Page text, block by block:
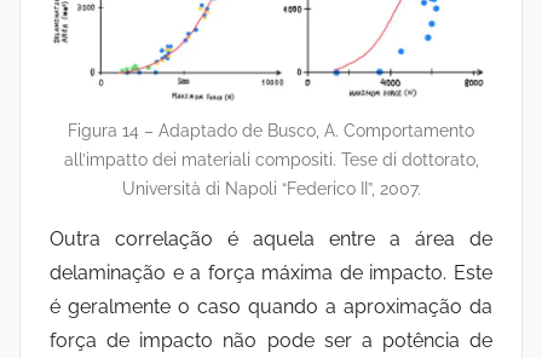
Figura 14 – Adaptado de Busco, A. Comportamento
all’impatto dei materiali compositi. Tese di dottorato,
Università di Napoli “Federico II”, 2007.
Outra correlação é aquela entre a área de
delaminação e a força máxima de impacto. Este
é geralmente o caso quando a aproximação da
força de impacto não pode ser a potência de